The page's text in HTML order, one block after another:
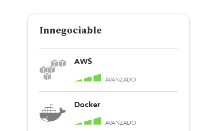
Innegociable
AWS
AVANZADO
Docker
AVANZADO